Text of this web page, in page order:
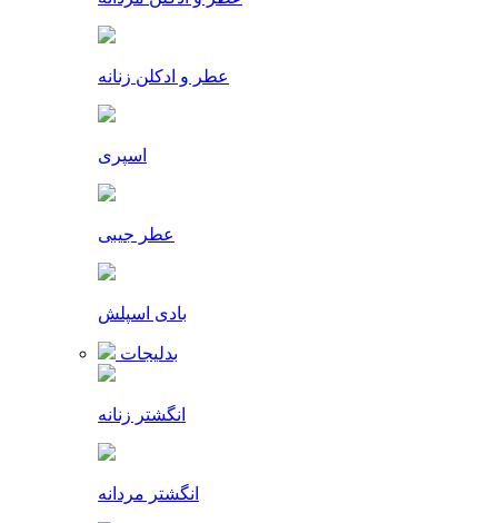
عطر و ادکلن زنانه
اسپری
عطر جیبی
بادی اسپلش
بدلیجات
انگشتر زنانه
انگشتر مردانه